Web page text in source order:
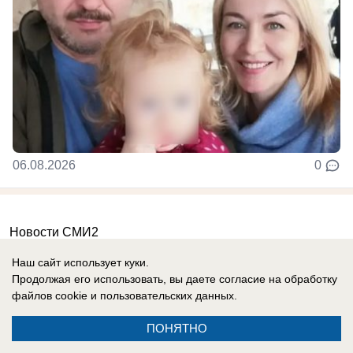
06.08.2026 0
Новости СМИ2
Реклама на сайте
Наш сайт использует куки.
Продолжая его использовать, вы даете согласие на обработку
файлов cookie и пользовательских данных.
ПОНЯТНО